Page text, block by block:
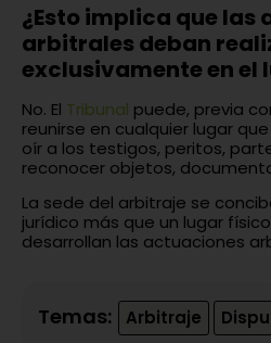
¿Esto implica que las
arbitrales deban
exclusivamente en el
No. El Tribunal puede, previa
reunirse en cualquier lugar
oír a los testigos, peritos,
reconocer objetos,
La sede del arbitraje se
jurídico más que un lugar
desarrollan las actuaciones
Temas: Arbitraje